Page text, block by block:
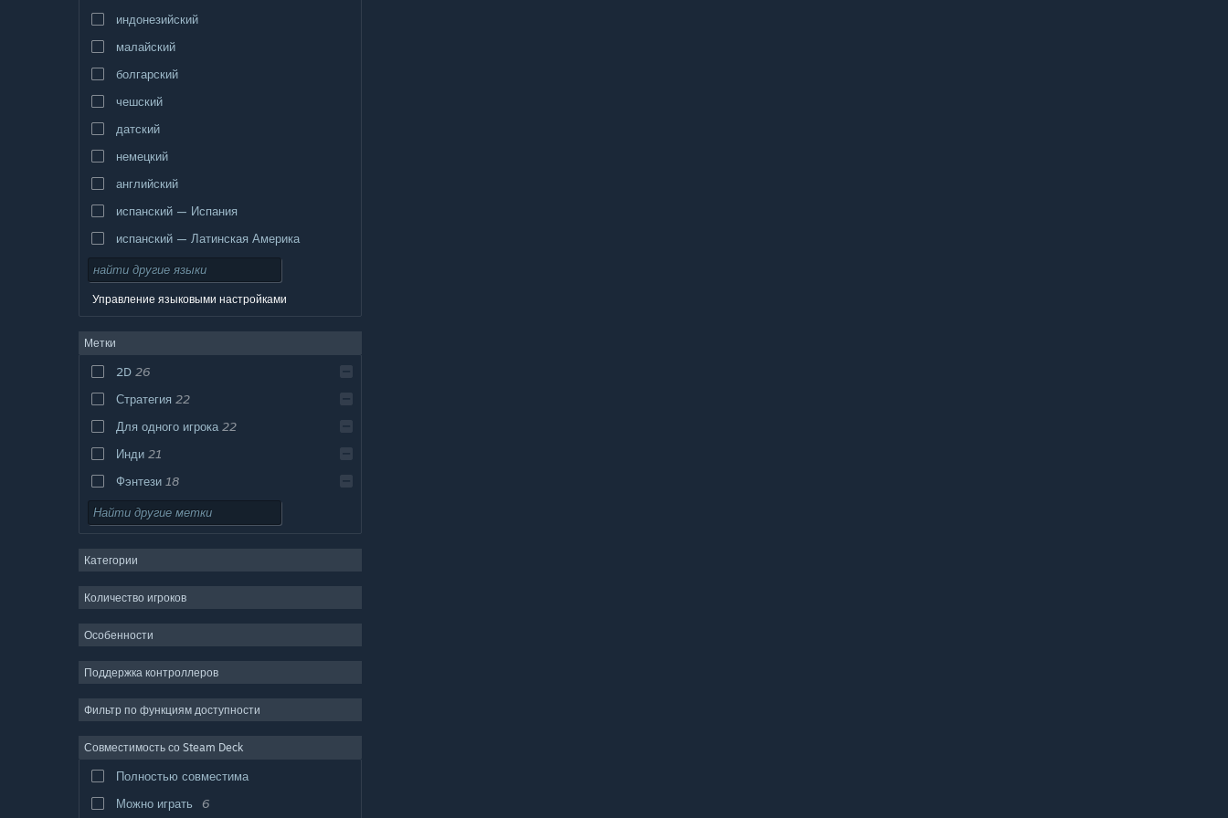
индонезийский
малайский
болгарский
чешский
датский
немецкий
английский
испанский — Испания
испанский — Латинская Америка
Управление языковыми настройками
Метки
2D 26
Стратегия 22
Для одного игрока 22
Инди 21
Фэнтези 18
Башенная защита
Казуальная игра
Тактика 10
Милая 9
Строительство базы 9
Категории
Количество игроков
Особенности
Поддержка контроллеров
Фильтр по функциям доступности
Совместимость со Steam Deck
Полностью совместима
Можно играть
6